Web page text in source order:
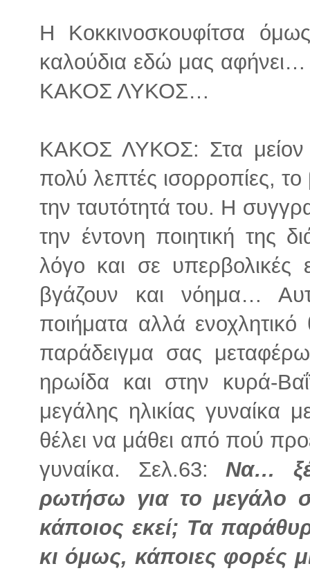
Η Κοκκινοσκουφίτσα
καλούδια εδώ μας αφήνει…
ΚΑΚΟΣ ΛΥΚΟΣ…
ΚΑΚΟΣ ΛΥΚΟΣ: Στα μείον
πολύ λεπτές ισορροπίες, το
την ταυτότητά του. Η
την έντονη ποιητική της
λόγο και σε υπερβολικές
βγάζουν και νόημα…
ποιήματα αλλά
παράδειγμα σας
ηρωίδα και στην κυρά-
μεγάλης ηλικίας γυναίκα
θέλει να μάθει από πού
γυναίκα. Σελ.63:Να…
ρωτήσω για το μεγάλο
κάποιος εκεί; Τα
κι όμως, κάποιες φορές